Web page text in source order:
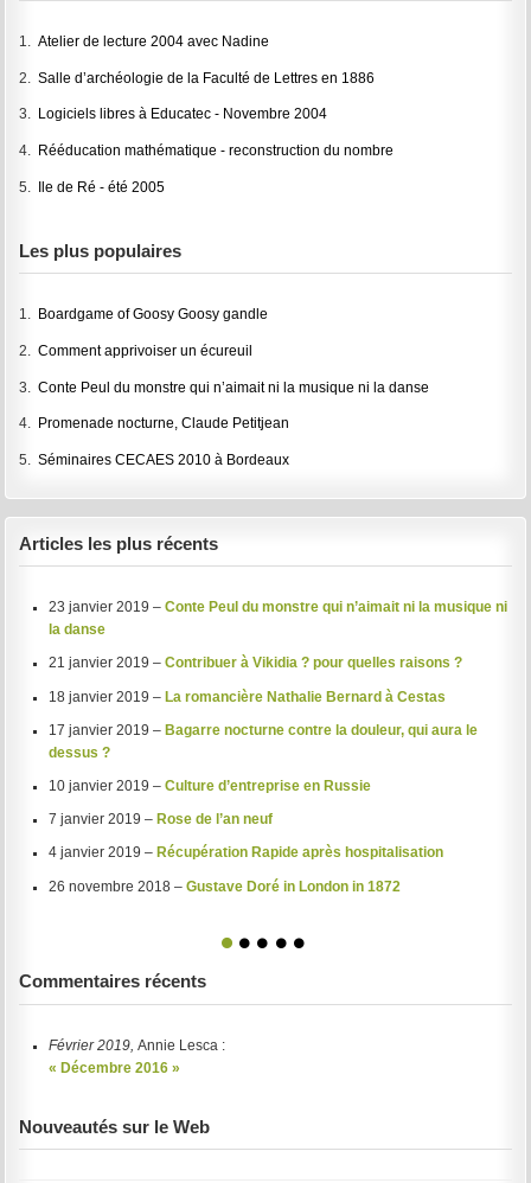
1.Atelier de lecture 2004 avec Nadine
2.Salle d’archéologie de la Faculté de Lettres en 1886
3. Logiciels libres à Educatec - Novembre 2004
4. Rééducation mathématique - reconstruction du nombre
5. Ile de Ré - été 2005
Les plus populaires
1. Boardgame of Goosy Goosy gandle
2.Comment apprivoiser un écureuil
3.Conte Peul du monstre qui n’aimait ni la musique ni la danse
4. Promenade nocturne, Claude Petitjean
5.Séminaires CECAES 2010 à Bordeaux
Articles les plus récents
23 janvier 2019 – Conte Peul du monstre qui n’aimait ni la musique ni
la danse
21 janvier 2019 – Contribuer à Vikidia ? pour quelles raisons ?
18 janvier 2019 – La romancière Nathalie Bernard à Cestas
17 janvier 2019 – Bagarre nocturne contre la douleur, qui aura le
dessus ?
10 janvier 2019 – Culture d’entreprise en Russie
7 janvier 2019 – Rose de l’an neuf
4 janvier 2019 – Récupération Rapide après hospitalisation
26 novembre 2018 – Gustave Doré in London in 1872
1 2 3 4 5
Commentaires récents
Février 2019, Annie Lesca :
« Décembre 2016 »
Nouveautés sur le Web